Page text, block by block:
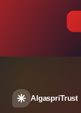
AlgaspriTrust